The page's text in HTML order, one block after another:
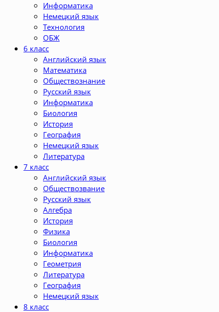
Информатика
Немецкий язык
Технология
ОБЖ
6 класс
Английский язык
Математика
Обществознание
Русский язык
Информатика
Биология
История
География
Немецкий язык
Литература
7 класс
Английский язык
Обществозвание
Русский язык
Алгебра
История
Физика
Биология
Информатика
Геометрия
Литература
География
Немецкий язык
8 класс